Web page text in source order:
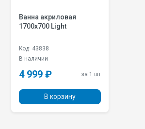
Ванна акриловая
1700х700 Light
Код: 43838
В наличии
4 999 ₽ за 1 шт
В корзину